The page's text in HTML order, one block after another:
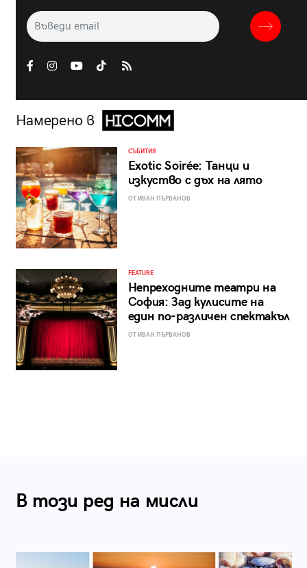
Намерено в
СЪБИТИЯ
Exotic Soirée: Танци и
изкуство с дъх на лято
ОТ ИВАН ПЪРВАНОВ
FEATURE
Непреходните театри на
София: Зад кулисите на
един по-различен спектакъл
ОТ ИВАН ПЪРВАНОВ
В този ред на мисли